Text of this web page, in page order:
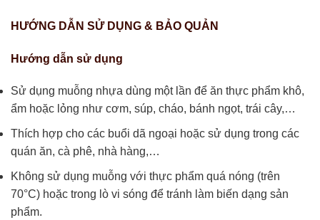
HƯỚNG DẪN SỬ DỤNG & BẢO QUẢN
Hướng dẫn sử dụng
Sử dụng muỗng nhựa dùng một lần để ăn thực phẩm khô,
ẩm hoặc lỏng như cơm, súp, cháo, bánh ngọt, trái cây,…
Thích hợp cho các buổi dã ngoại hoặc sử dụng trong các
quán ăn, cà phê, nhà hàng,…
Không sử dụng muỗng với thực phẩm quá nóng (trên
70°C) hoặc trong lò vi sóng để tránh làm biến dạng sản
phẩm.